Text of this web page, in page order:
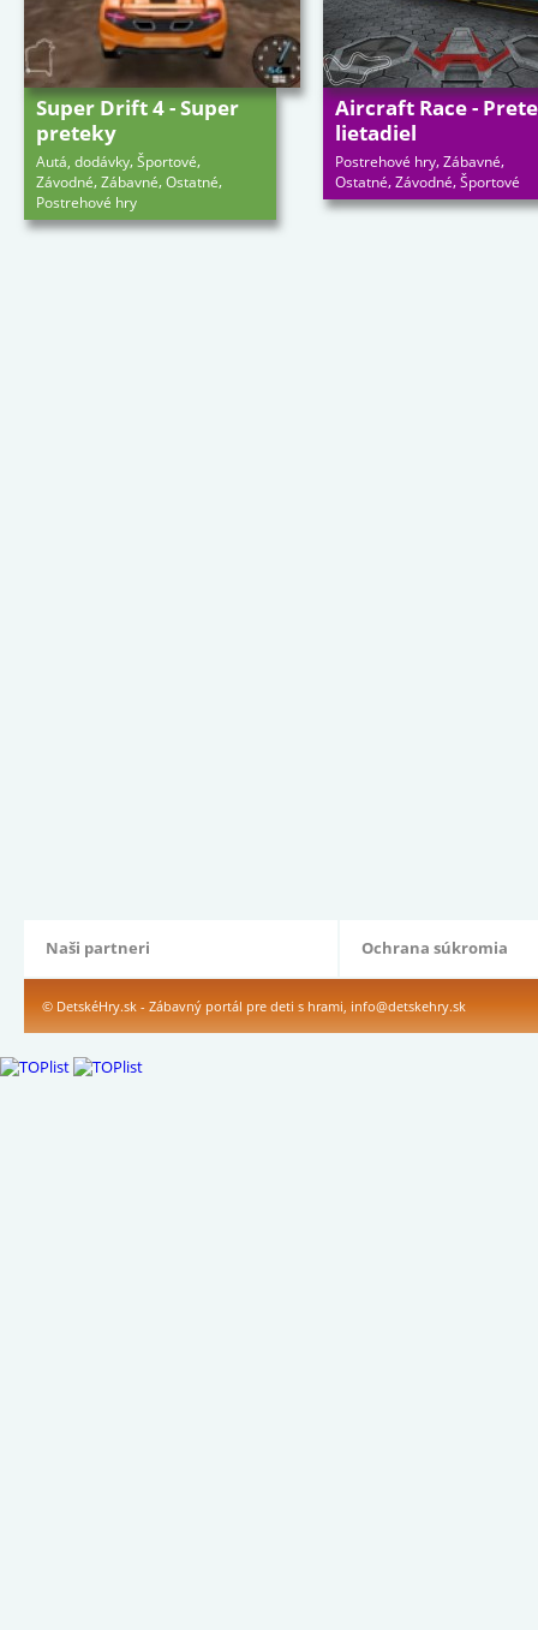
Super Drift 4 - Super
preteky
Autá, dodávky,Športové,
Závodné,Zábavné,Ostatné,
Postrehové hry
Aircraft Race -
lietadiel
Postrehové hry,Zábavné,
Ostatné,Závodné,Športové
Naši partneri Ochrana súkromia
© DetskéHry.sk - Zábavný portál pre deti s hrami, info@detskehry.sk